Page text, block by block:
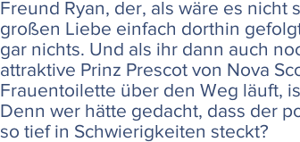
Freund Ryan, der, als wäre es nicht
großen Liebe einfach dorthin
gar nichts. Und als ihr dann auch
attraktive Prinz Prescot von Nova
Frauentoilette über den Weg läuft,
Denn wer hätte gedacht, dass der
so tief in Schwierigkeiten steckt?